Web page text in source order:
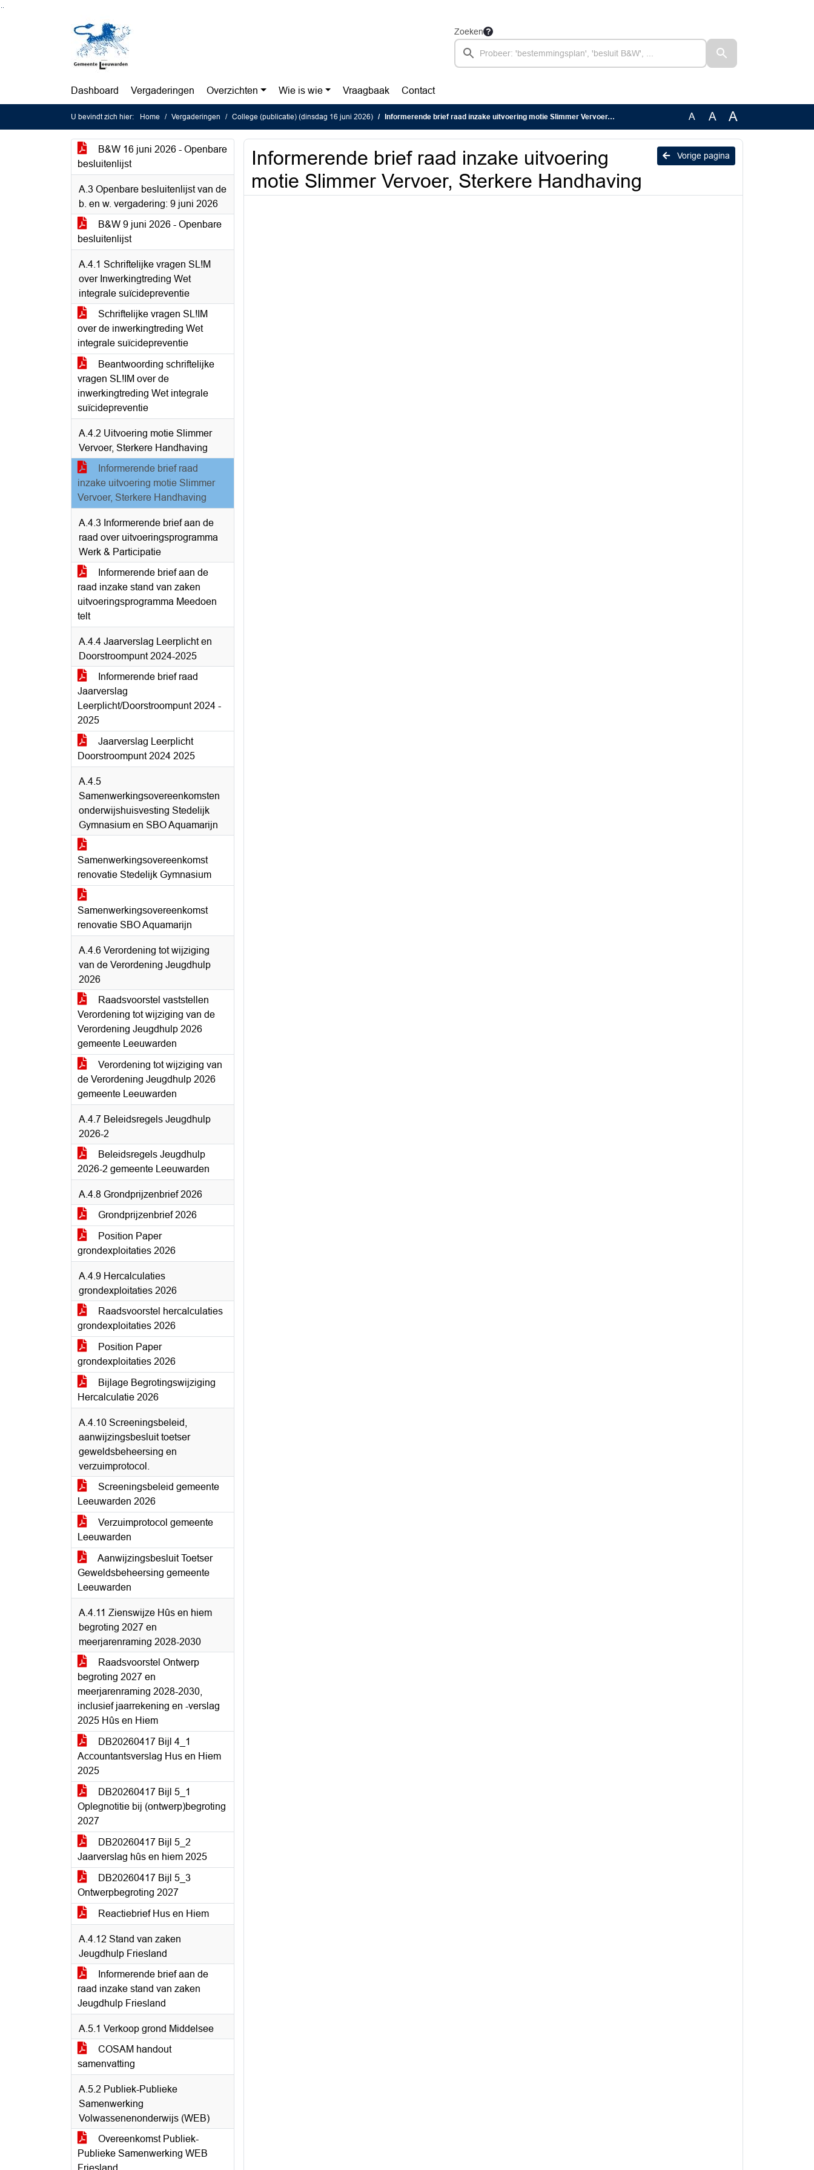
Zoeken
Dashboard Vergaderingen Overzichten Wie is wie Vraagbaak Contact
U bevindt zich hier: Home Vergaderingen College (publicatie) (dinsdag 16 juni 2026) Informerende brief raad inzake uitvoering motie Slimmer Vervoer, Sterkere Handhaving A A A
B&W 16 juni 2026 - Openbare
besluitenlijst
A.3 Openbare besluitenlijst van de
b. en w. vergadering: 9 juni 2026
B&W 9 juni 2026 - Openbare
besluitenlijst
A.4.1 Schriftelijke vragen SL!M
over Inwerkingtreding Wet
integrale suïcidepreventie
Schriftelijke vragen SL!IM
over de inwerkingtreding Wet
integrale suïcidepreventie
Beantwoording schriftelijke
vragen SL!IM over de
inwerkingtreding Wet integrale
suïcidepreventie
A.4.2 Uitvoering motie Slimmer
Vervoer, Sterkere Handhaving
Informerende brief raad
inzake uitvoering motie Slimmer
Vervoer, Sterkere Handhaving
A.4.3 Informerende brief aan de
raad over uitvoeringsprogramma
Werk & Participatie
Informerende brief aan de
raad inzake stand van zaken
uitvoeringsprogramma Meedoen
telt
A.4.4 Jaarverslag Leerplicht en
Doorstroompunt 2024-2025
Informerende brief raad
Jaarverslag
Leerplicht/Doorstroompunt 2024 -
2025
Jaarverslag Leerplicht
Doorstroompunt 2024 2025
A.4.5
Samenwerkingsovereenkomsten
onderwijshuisvesting Stedelijk
Gymnasium en SBO Aquamarijn
Samenwerkingsovereenkomst
renovatie Stedelijk Gymnasium
Samenwerkingsovereenkomst
renovatie SBO Aquamarijn
A.4.6 Verordening tot wijziging
van de Verordening Jeugdhulp
2026
Raadsvoorstel vaststellen
Verordening tot wijziging van de
Verordening Jeugdhulp 2026
gemeente Leeuwarden
Verordening tot wijziging van
de Verordening Jeugdhulp 2026
gemeente Leeuwarden
A.4.7 Beleidsregels Jeugdhulp
2026-2
Beleidsregels Jeugdhulp
2026-2 gemeente Leeuwarden
A.4.8 Grondprijzenbrief 2026
Grondprijzenbrief 2026
Position Paper
grondexploitaties 2026
A.4.9 Hercalculaties
grondexploitaties 2026
Raadsvoorstel hercalculaties
grondexploitaties 2026
Position Paper
grondexploitaties 2026
Bijlage Begrotingswijziging
Hercalculatie 2026
A.4.10 Screeningsbeleid,
aanwijzingsbesluit toetser
geweldsbeheersing en
verzuimprotocol.
Screeningsbeleid gemeente
Leeuwarden 2026
Verzuimprotocol gemeente
Leeuwarden
Aanwijzingsbesluit Toetser
Geweldsbeheersing gemeente
Leeuwarden
A.4.11 Zienswijze Hûs en hiem
begroting 2027 en
meerjarenraming 2028-2030
Raadsvoorstel Ontwerp
begroting 2027 en
meerjarenraming 2028-2030,
inclusief jaarrekening en -verslag
2025 Hûs en Hiem
DB20260417 Bijl 4_1
Accountantsverslag Hus en Hiem
2025
DB20260417 Bijl 5_1
Oplegnotitie bij (ontwerp)begroting
2027
DB20260417 Bijl 5_2
Jaarverslag hûs en hiem 2025
DB20260417 Bijl 5_3
Ontwerpbegroting 2027
Reactiebrief Hus en Hiem
A.4.12 Stand van zaken
Jeugdhulp Friesland
Informerende brief aan de
raad inzake stand van zaken
Jeugdhulp Friesland
A.5.1 Verkoop grond Middelsee
COSAM handout
samenvatting
A.5.2 Publiek-Publieke
Samenwerking
Volwassenenonderwijs (WEB)
Overeenkomst Publiek-
Publieke Samenwerking WEB
Friesland
Vorige pagina
Informerende brief raad inzake uitvoering
motie Slimmer Vervoer, Sterkere Handhaving